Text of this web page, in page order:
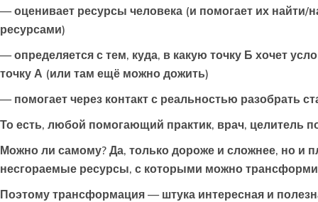
— оценивает ресурсы человека (и помогает их найти/
ресурсами)
— определяется с тем, куда, в какую точку Б хочет
точку А (или там ещё можно дожить)
— помогает через контакт с реальностью разобрать
То есть, любой помогающий практик, врач, целитель
Можно ли самому? Да, только дороже и сложнее, но и
несгораемые ресурсы, с которыми можно
Поэтому трансформация — штука интересная и